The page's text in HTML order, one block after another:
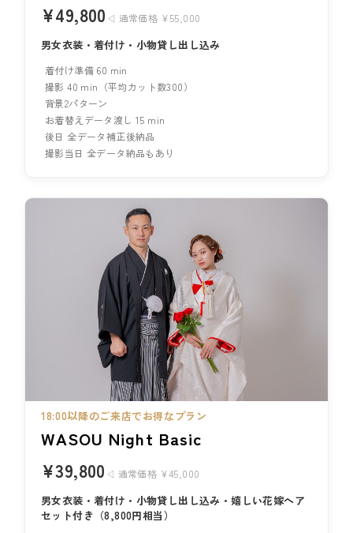
¥49,800 ◁ 通常価格 ¥55,000
男女衣装・着付け・小物貸し出し込み
着付け準備 60 min
撮影 40 min（平均カット数300）
背景2パターン
お着替えデータ渡し 15 min
後日 全データ補正後納品
撮影当日 全データ納品もあり
18:00以降のご来店でお得なプラン
WASOU Night Basic
¥39,800 ◁ 通常価格 ¥45,000
男女衣装・着付け・小物貸し出し込み・嬉しい花嫁ヘア
セット付き（8,800円相当）